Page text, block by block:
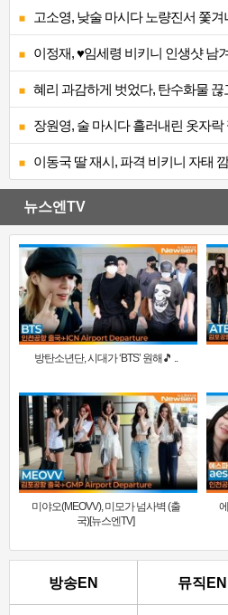
고소영, 낮술 마시다 노량진서 쫓겨
이정재, ♥임세령 비키니 인생샷 남
혜리 과감하게 벗었다, 탄수화물 끊
장원영, 술 마시다 흘러내린 옷자
이동국 딸 재시, 파격 비키니 자태
뉴스엔TV
방탄소년단, 시대가 ‘BTS’ 원해🎵 ..
미야오(MEOVV), 미모가 넘사벽 (출
국)[뉴스엔TV]
방송EN 뮤직EN